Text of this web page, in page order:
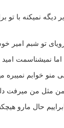
دیگه نمیکنه با تو
تو شبم امیر
نمیشناسمت امید
منو خوابم نمیبره
مثل من میرفت
ابراییم حال مارو